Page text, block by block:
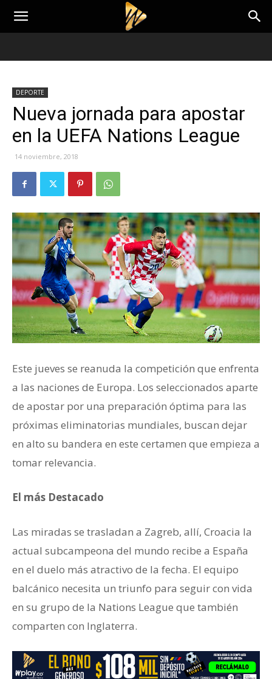
DEPORTE
Nueva jornada para apostar
en la UEFA Nations League
14 noviembre, 2018
Este jueves se reanuda la competición que enfrenta
a las naciones de Europa. Los seleccionados aparte
de apostar por una preparación óptima para las
próximas eliminatorias mundiales, buscan dejar
en alto su bandera en este certamen que empieza a
tomar relevancia.
El más Destacado
Las miradas se trasladan a Zagreb, allí, Croacia la
actual subcampeona del mundo recibe a España
en el duelo más atractivo de la fecha. El equipo
balcánico necesita un triunfo para seguir con vida
en su grupo de la Nations League que también
comparten con Inglaterra.